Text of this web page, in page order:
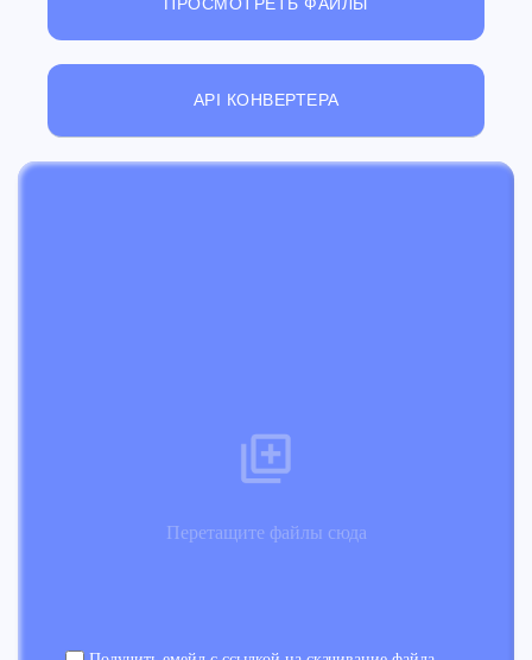
API КОНВЕРТЕРА
Перетащите файлы сюда